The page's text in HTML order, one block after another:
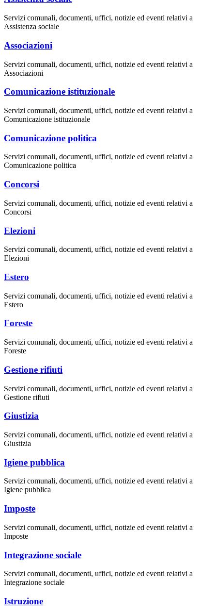
Servizi comunali, documenti, uffici, notizie ed eventi relativi a
Assistenza sociale
Associazioni
Servizi comunali, documenti, uffici, notizie ed eventi relativi a
Associazioni
Comunicazione istituzionale
Servizi comunali, documenti, uffici, notizie ed eventi relativi a
Comunicazione istituzionale
Comunicazione politica
Servizi comunali, documenti, uffici, notizie ed eventi relativi a
Comunicazione politica
Concorsi
Servizi comunali, documenti, uffici, notizie ed eventi relativi a
Concorsi
Elezioni
Servizi comunali, documenti, uffici, notizie ed eventi relativi a
Elezioni
Estero
Servizi comunali, documenti, uffici, notizie ed eventi relativi a
Estero
Foreste
Servizi comunali, documenti, uffici, notizie ed eventi relativi a
Foreste
Gestione rifiuti
Servizi comunali, documenti, uffici, notizie ed eventi relativi a
Gestione rifiuti
Giustizia
Servizi comunali, documenti, uffici, notizie ed eventi relativi a
Giustizia
Igiene pubblica
Servizi comunali, documenti, uffici, notizie ed eventi relativi a
Igiene pubblica
Imposte
Servizi comunali, documenti, uffici, notizie ed eventi relativi a
Imposte
Integrazione sociale
Servizi comunali, documenti, uffici, notizie ed eventi relativi a
Integrazione sociale
Istruzione